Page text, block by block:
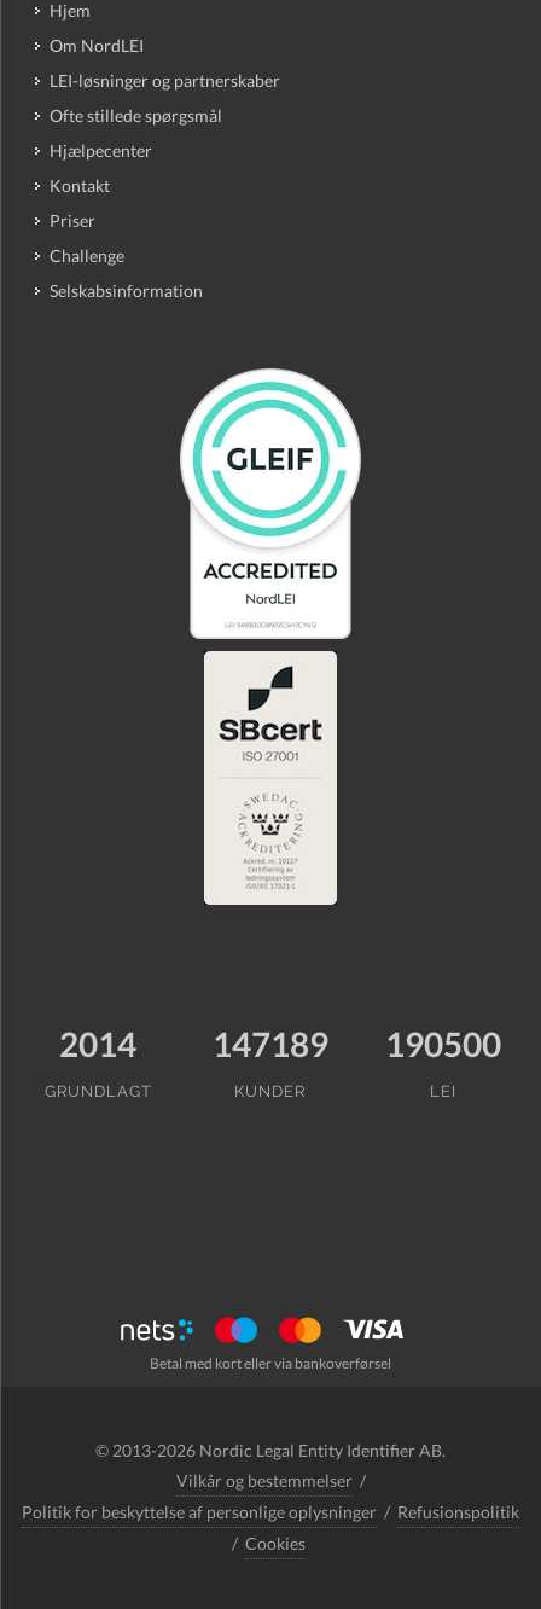
Hjem
Om NordLEI
LEI-løsninger og partnerskaber
Ofte stillede spørgsmål
Hjælpecenter
Kontakt
Priser
Challenge
Selskabsinformation
2014
GRUNDLAGT
147189
KUNDER
190500
LEI
Betal med kort eller via bankoverførsel
© 2013-2026 Nordic Legal Entity Identifier AB.
Vilkår og bestemmelser /
Politik for beskyttelse af personlige oplysninger / Refusionspolitik
/ Cookies